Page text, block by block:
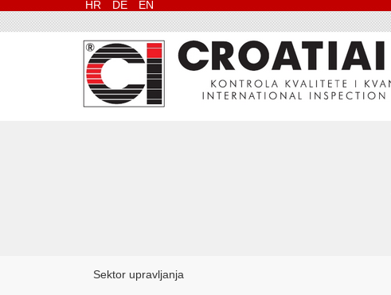
HR DE EN
Sektor upravljanja